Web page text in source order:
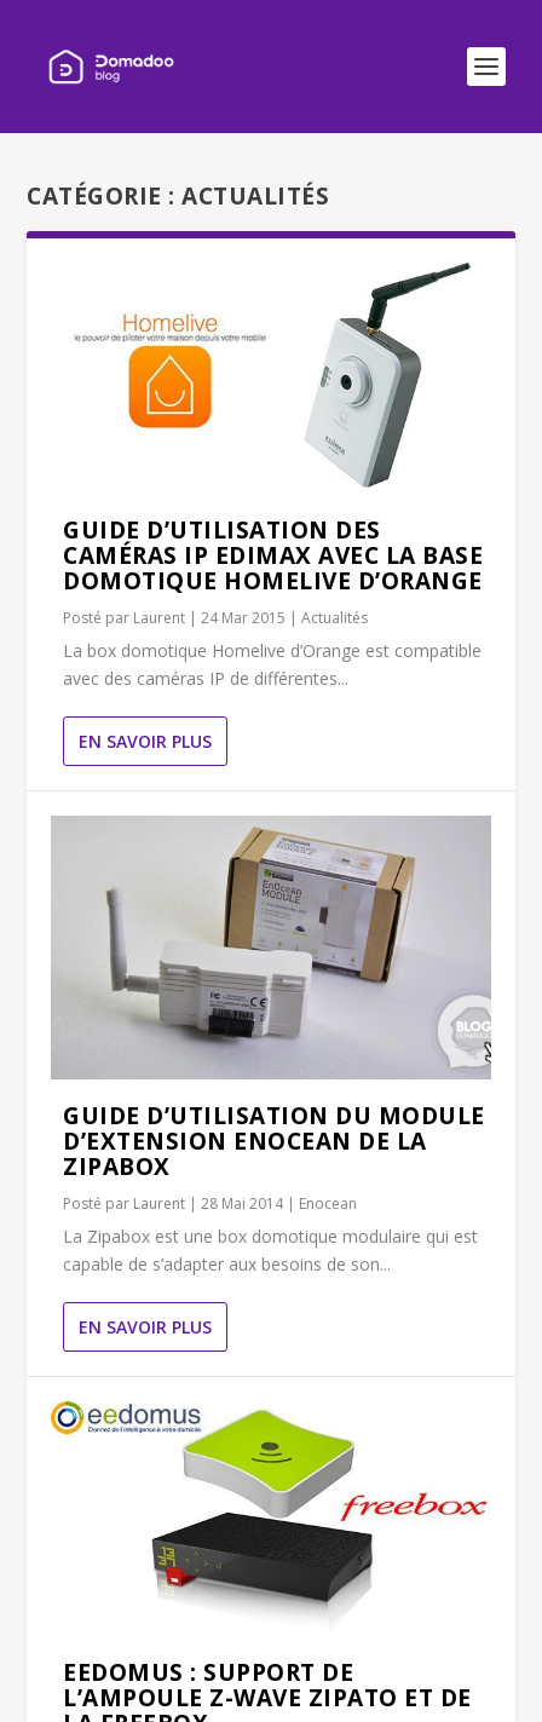
CATÉGORIE :ACTUALITÉS
GUIDE D’UTILISATION DES
CAMÉRAS IP EDIMAX AVEC LA BASE
DOMOTIQUE HOMELIVE D’ORANGE
Posté par Laurent |24 Mar 2015 |Actualités
La box domotique Homelive d’Orange est compatible
avec des caméras IP de différentes...
EN SAVOIR PLUS
GUIDE D’UTILISATION DU MODULE
D’EXTENSION ENOCEAN DE LA
ZIPABOX
Posté par Laurent |28 Mai 2014| Enocean
La Zipabox est une box domotique modulaire qui est
capable de s’adapter aux besoins de son...
EN SAVOIR PLUS
EEDOMUS : SUPPORT DE
L’AMPOULE Z-WAVE ZIPATO ET DE